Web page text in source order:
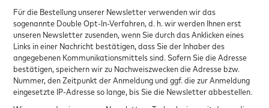
Für die Bestellung unserer Newsletter verwenden wir das
sogenannte Double Opt-In-Verfahren, d. h. wir werden Ihnen erst
unseren Newsletter zusenden, wenn Sie durch das Anklicken eines
Links in einer Nachricht bestätigen, dass Sie der Inhaber des
angegebenen Kommunikationsmittels sind. Sofern Sie die Adresse
bestätigen, speichern wir zu Nachweiszwecken die Adresse bzw.
Nummer, den Zeitpunkt der Anmeldung und ggf. die zur Anmeldung
eingesetzte IP-Adresse so lange, bis Sie die Newsletter abbestellen.